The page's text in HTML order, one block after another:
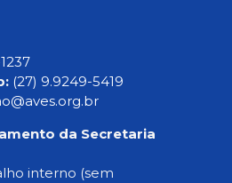
(27) 9.9249-5419
da Secretaria
interno (sem